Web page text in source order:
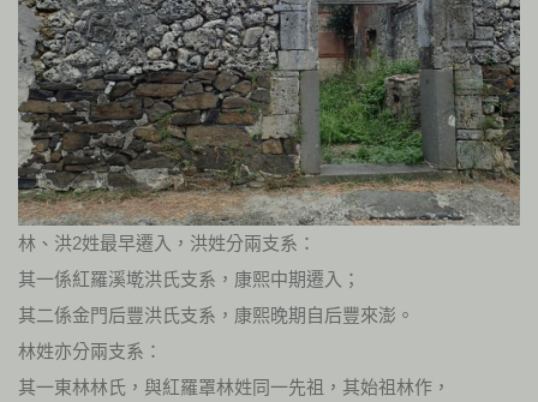
林、洪2姓最早遷入，洪姓分兩支系：
其一係紅羅溪墘洪氏支系，康熙中期遷入；
其二係金門后豐洪氏支系，康熙晚期自后豐來澎。
林姓亦分兩支系：
其一東林林氏，與紅羅罩林姓同一先祖，其始祖林作，